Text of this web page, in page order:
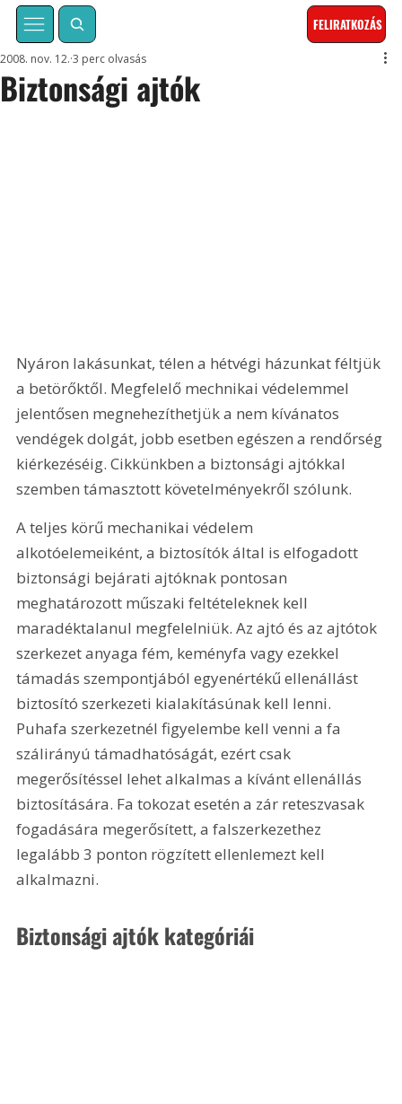
FELIRATKOZÁS
Biztonsági ajtók
2008. nov. 12. 3 perc olvasás
Nyáron lakásunkat, télen a hétvégi házunkat féltjük
a betörőktől. Megfelelő mechnikai védelemmel
jelentősen megnehezíthetjük a nem kívánatos
vendégek dolgát, jobb esetben egészen a rendőrség
kiérkezéséig. Cikkünkben a biztonsági ajtókkal
szemben támasztott követelményekről szólunk.
A teljes körű mechanikai védelem
alkotóelemeiként, a biztosítók által is elfogadott
biztonsági bejárati ajtóknak pontosan
meghatározott műszaki feltételeknek kell
maradéktalanul megfelelniük. Az ajtó és az ajtótok
szerkezet anyaga fém, keményfa vagy ezekkel
támadás szempontjából egyenértékű ellenállást
biztosító szerkezeti kialakításúnak kell lenni.
Puhafa szerkezetnél figyelembe kell venni a fa
szálirányú támadhatóságát, ezért csak
megerősítéssel lehet alkalmas a kívánt ellenállás
biztosítására. Fa tokozat esetén a zár reteszvasak
fogadására megerősített, a falszerkezethez
legalább 3 ponton rögzített ellenlemezt kell
alkalmazni.
Biztonsági ajtók kategóriái